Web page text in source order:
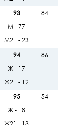
93
84
М - 77
М21 - 23
94
86
Ж - 17
Ж21 - 12
95
54
Ж - 18